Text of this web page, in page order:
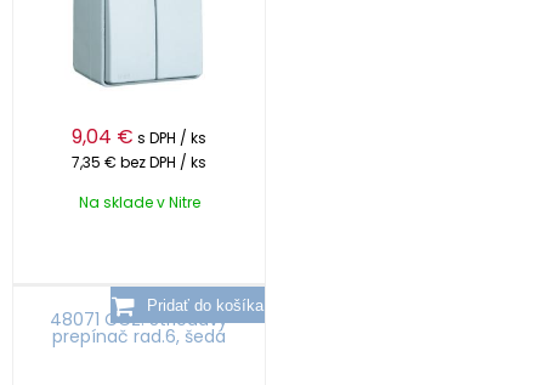
9,04 € s DPH / ks
7,35 € bez DPH / ks
Na sklade v Nitre
48071 CCZ: Striedavý
prepínač rad.6, šedá